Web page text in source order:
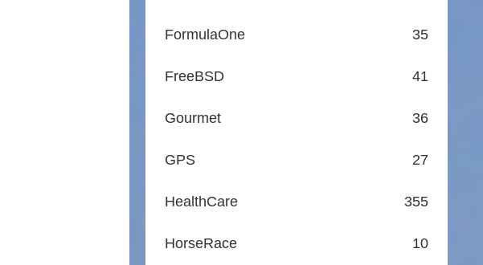
FormulaOne 35
FreeBSD 41
Gourmet 36
GPS 27
HealthCare 355
HorseRace 10